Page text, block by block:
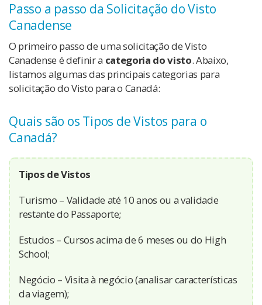
Passo a passo da Solicitação do Visto
Canadense
O primeiro passo de uma solicitação de Visto
Canadense é definir a categoria do visto. Abaixo,
listamos algumas das principais categorias para
solicitação do Visto para o Canadá:
Quais são os Tipos de Vistos para o
Canadá?
Tipos de Vistos
Turismo – Validade até 10 anos ou a validade
restante do Passaporte;
Estudos – Cursos acima de 6 meses ou do High
School;
Negócio – Visita à negócio (analisar características
da viagem);